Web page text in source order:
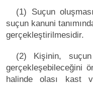
(1) Suçun
suçun kanuni
gerçekleştirilmesidir.
(2) Kişinin, suçun
gerçekleşebileceğini
halinde olası kast